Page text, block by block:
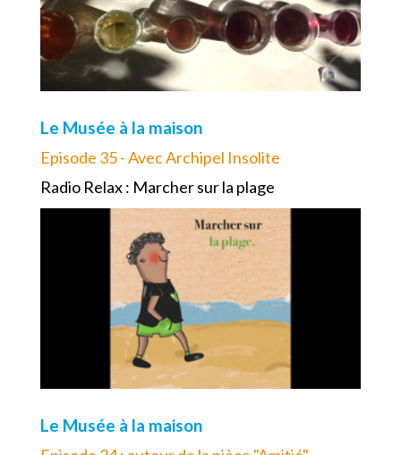
Le Musée à la maison
Episode 35 - Avec Archipel Insolite
Radio Relax : Marcher sur la plage
Le Musée à la maison